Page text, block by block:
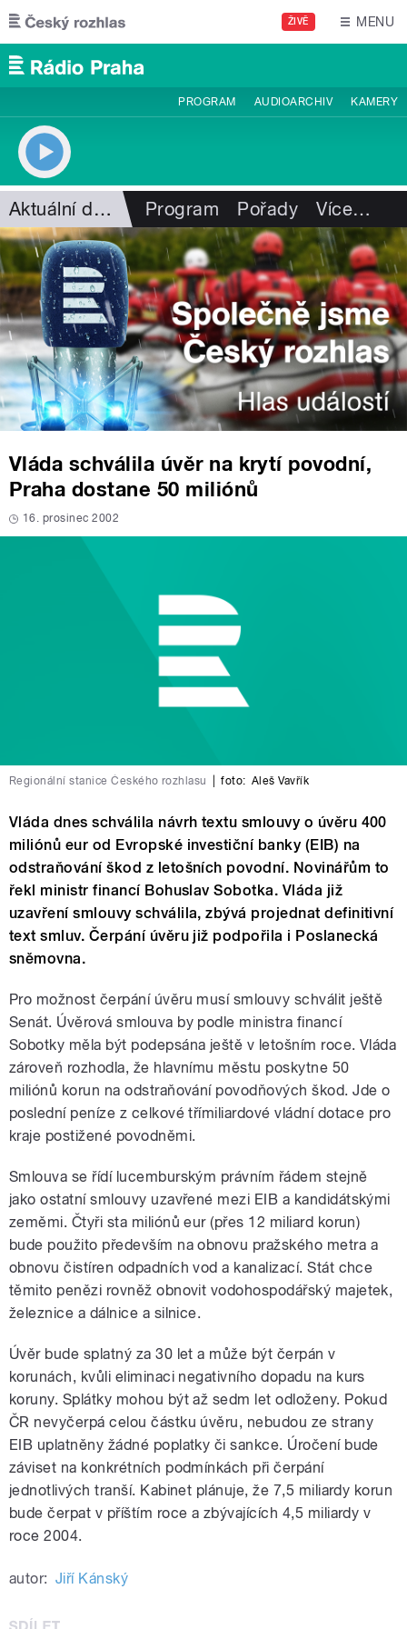
Přejít k hlavnímu obsahu
ŽIVĚ MENU
PROGRAM AUDIOARCHIV KAMERY
Aktuální dění Program Pořady Více…
Vláda schválila úvěr na krytí povodní,
Praha dostane 50 miliónů
16. prosinec 2002
Regionální stanice Českého rozhlasu foto: Aleš Vavřík
Vláda dnes schválila návrh textu smlouvy o úvěru 400
miliónů eur od Evropské investiční banky (EIB) na
odstraňování škod z letošních povodní. Novinářům to
řekl ministr financí Bohuslav Sobotka. Vláda již
uzavření smlouvy schválila, zbývá projednat definitivní
text smluv. Čerpání úvěru již podpořila i Poslanecká
sněmovna.
Pro možnost čerpání úvěru musí smlouvy schválit ještě
Senát. Úvěrová smlouva by podle ministra financí
Sobotky měla být podepsána ještě v letošním roce. Vláda
zároveň rozhodla, že hlavnímu městu poskytne 50
miliónů korun na odstraňování povodňových škod. Jde o
poslední peníze z celkové třímiliardové vládní dotace pro
kraje postižené povodněmi.
Smlouva se řídí lucemburským právním řádem stejně
jako ostatní smlouvy uzavřené mezi EIB a kandidátskými
zeměmi. Čtyři sta miliónů eur (přes 12 miliard korun)
bude použito především na obnovu pražského metra a
obnovu čistíren odpadních vod a kanalizací. Stát chce
těmito penězi rovněž obnovit vodohospodářský majetek,
železnice a dálnice a silnice.
Úvěr bude splatný za 30 let a může být čerpán v
korunách, kvůli eliminaci negativního dopadu na kurs
koruny. Splátky mohou být až sedm let odloženy. Pokud
ČR nevyčerpá celou částku úvěru, nebudou ze strany
EIB uplatněny žádné poplatky či sankce. Úročení bude
záviset na konkrétních podmínkách při čerpání
jednotlivých tranší. Kabinet plánuje, že 7,5 miliardy korun
bude čerpat v příštím roce a zbývajících 4,5 miliardy v
roce 2004.
autor: Jiří Kánský